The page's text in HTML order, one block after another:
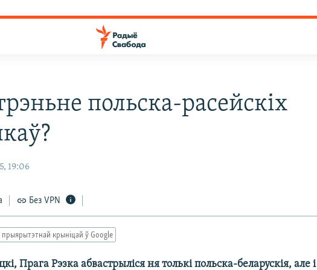
польска-расейскіх
19:06
Без VPN
прыярытэтнай крыніцай ў Google
Прага Рэзка абвастрыліся ня толькі польска-беларускія, але і